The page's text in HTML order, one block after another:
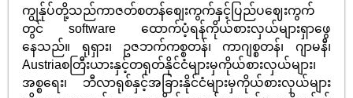
ကျွန်ုပ်တို့သည်ကာဇတ်စတန်စျေးကွက်နှင့်ပြည်ပဈေးကွက်
တွင် software ထောက်ပံ့ရန်ကိုယ်စားလှယ်များရှာဖွေ
နေသည်။ ရုရှား၊ ဥဇဘက်ကစ္စတန်၊ ကာဂျစ္စတန်၊ ဂျာမနီ၊
Austriaစတြီးယားနှင့်တရုတ်နိုင်ငံများမှကိုယ်စားလှယ်များ၊
အစ္စရေး၊ ဘီလာရုစ်နှင့်အခြားနိုင်ငံများမှကိုယ်စားလှယ်များ